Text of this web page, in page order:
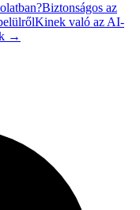
Biztonságos az
Kinek való az AI-
→